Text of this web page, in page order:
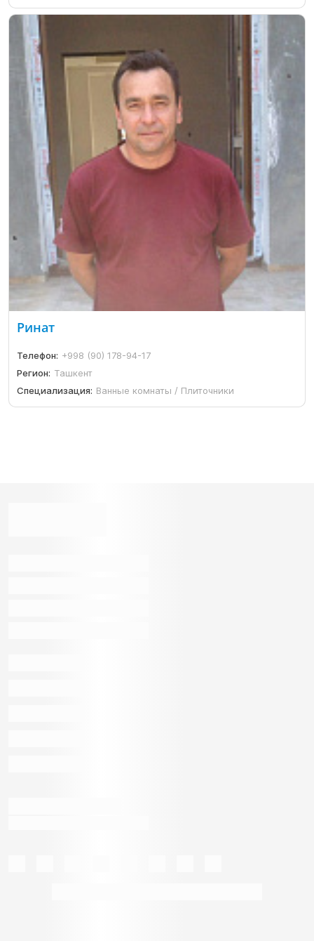
Ринат
Телефон: +998 (90) 178-94-17
Регион: Ташкент
Специализация: Ванные комнаты / Плиточники